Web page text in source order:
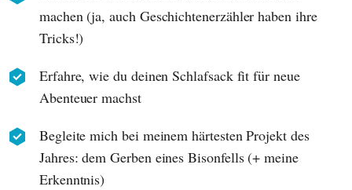
machen (ja, auch Geschichtenerzähler haben ihre
Tricks!)
Erfahre, wie du deinen Schlafsack fit für neue
Abenteuer machst
Begleite mich bei meinem härtesten Projekt des
Jahres: dem Gerben eines Bisonfells (+ meine
Erkenntnis)